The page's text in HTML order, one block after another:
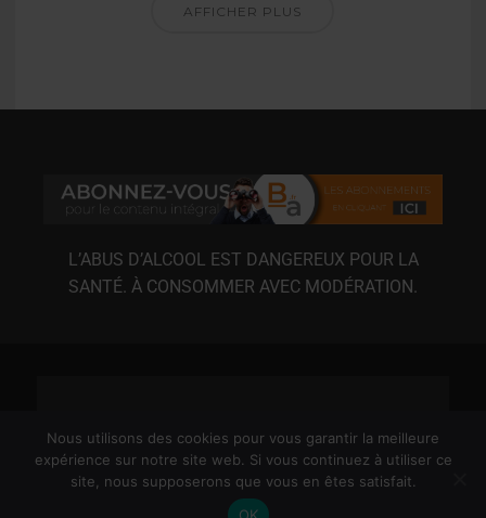
AFFICHER PLUS
L’ABUS D’ALCOOL EST DANGEREUX POUR LA
SANTÉ. À CONSOMMER AVEC MODÉRATION.
MENTIONS LÉGALES
Nous utilisons des cookies pour vous garantir la meilleure
expérience sur notre site web. Si vous continuez à utiliser ce
site, nous supposerons que vous en êtes satisfait.
OK